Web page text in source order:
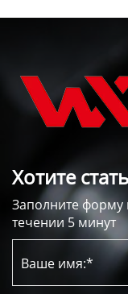
Хотите
Заполните форму
течении 5 минут